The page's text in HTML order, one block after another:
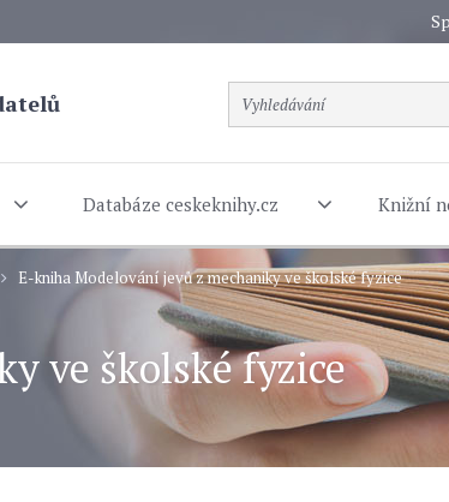
Databáze ceskeknihy.cz Knižní
E-kniha Modelování jevů z mechaniky ve školské fyzice
ve školské fyzice